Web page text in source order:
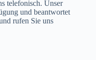
telefonisch. Unser
und beantwortet
rufen Sie uns